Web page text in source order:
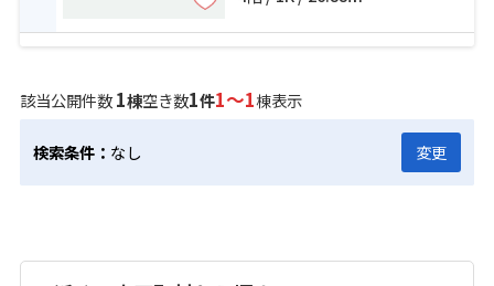
該当公開件数1棟空き数1件1～1棟表示
検索条件： なし 変更